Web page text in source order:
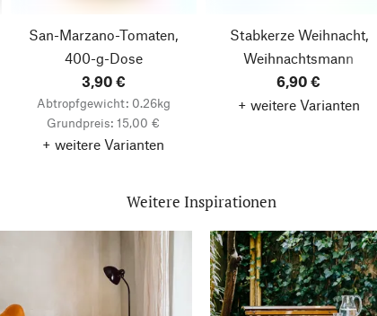
San-Marzano-Tomaten,
400-g-Dose
3,90 €
Abtropfgewicht: 0.26kg
Grundpreis: 15,00 €
+ weitere Varianten
Stabkerze Weihnacht,
Weihnachtsmann
6,90 €
+ weitere Varianten
Weitere Inspirationen